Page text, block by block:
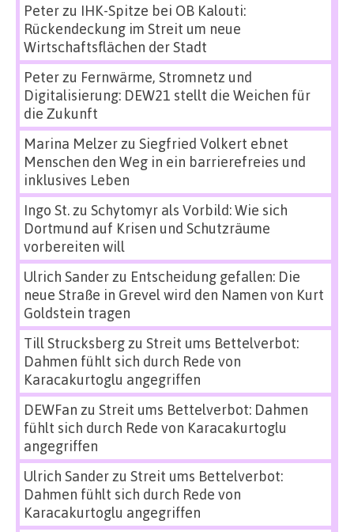
Peterzu IHK-Spitze bei OB Kalouti:
Rückendeckung im Streit um neue
Wirtschaftsflächen der Stadt
Peterzu Fernwärme, Stromnetz und
Digitalisierung: DEW21 stellt die Weichen für
die Zukunft
Marina Melzerzu Siegfried Volkert ebnet
Menschen den Weg in ein barrierefreies und
inklusives Leben
Ingo St.zu Schytomyr als Vorbild: Wie sich
Dortmund auf Krisen und Schutzräume
vorbereiten will
Ulrich Sanderzu Entscheidung gefallen: Die
neue Straße in Grevel wird den Namen von Kurt
Goldstein tragen
Till Strucksbergzu Streit ums Bettelverbot:
Dahmen fühlt sich durch Rede von
Karacakurtoglu angegriffen
DEWFan zu Streit ums Bettelverbot: Dahmen
fühlt sich durch Rede von Karacakurtoglu
angegriffen
Ulrich Sanderzu Streit ums Bettelverbot:
Dahmen fühlt sich durch Rede von
Karacakurtoglu angegriffen